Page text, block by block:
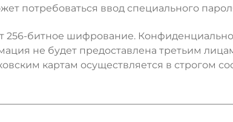
потребоваться ввод специального
256-битное шифрование.
не будет предоставлена третьим
картам осуществляется в строгом